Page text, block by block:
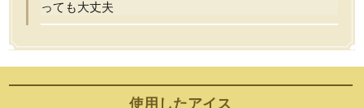
っても大丈夫
使用したアイス